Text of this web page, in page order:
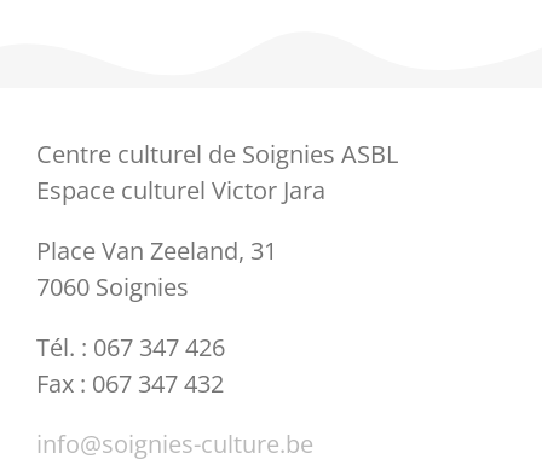
Centre culturel de Soignies ASBL
Espace culturel Victor Jara
Place Van Zeeland, 31
7060 Soignies
Tél. : 067 347 426
Fax : 067 347 432
info@soignies-culture.be